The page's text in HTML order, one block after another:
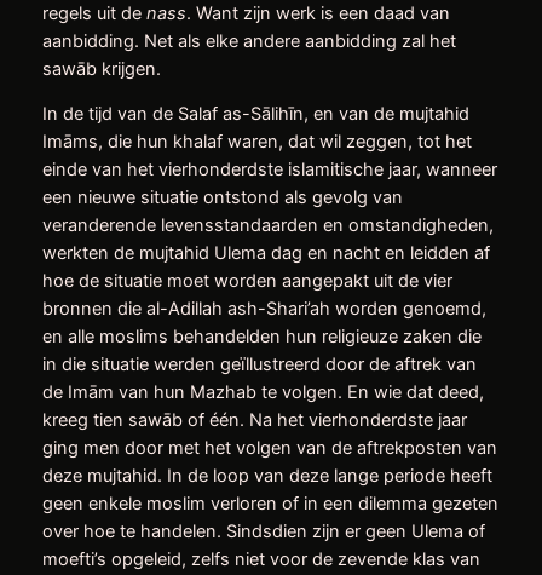
regels uit de nass. Want zijn werk is een daad van
aanbidding. Net als elke andere aanbidding zal het
sawāb krijgen.
In de tijd van de Salaf as-Sālihīn, en van de mujtahid
Imāms, die hun khalaf waren, dat wil zeggen, tot het
einde van het vierhonderdste islamitische jaar, wanneer
een nieuwe situatie ontstond als gevolg van
veranderende levensstandaarden en omstandigheden,
werkten de mujtahid Ulema dag en nacht en leidden af
hoe de situatie moet worden aangepakt uit de vier
bronnen die al-Adillah ash-Shari’ah worden genoemd,
en alle moslims behandelden hun religieuze zaken die
in die situatie werden geïllustreerd door de aftrek van
de Imām van hun Mazhab te volgen. En wie dat deed,
kreeg tien sawāb of één. Na het vierhonderdste jaar
ging men door met het volgen van de aftrekposten van
deze mujtahid. In de loop van deze lange periode heeft
geen enkele moslim verloren of in een dilemma gezeten
over hoe te handelen. Sindsdien zijn er geen Ulema of
moefti’s opgeleid, zelfs niet voor de zevende klas van